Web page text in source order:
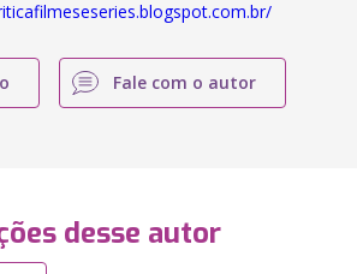
Fale com o autor
desse autor